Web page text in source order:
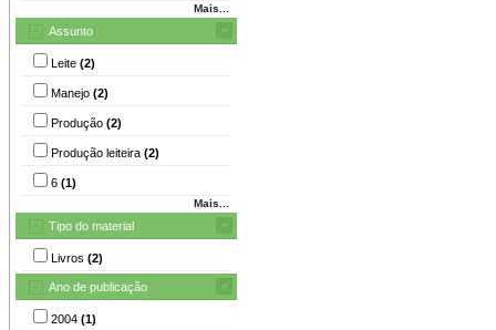
Mais...
Assunto
Leite (2)
Manejo (2)
Produção (2)
Produção leiteira (2)
6 (1)
Mais...
Tipo do material
Livros (2)
Ano de publicação
2004 (1)